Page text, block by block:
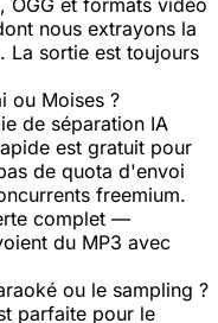
OGG et formats vidéo
nous extrayons la
La sortie est toujours
ou Moises ?
de séparation IA
est gratuit pour
de quota d'envoi
freemium.
complet —
du MP3 avec
ou le sampling ?
parfaite pour le